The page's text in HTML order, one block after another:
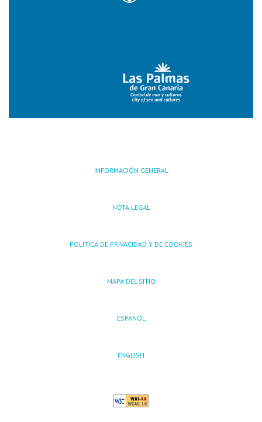
INFORMACIÓN GENERAL
NOTA LEGAL
POLÍTICA DE PRIVACIDAD Y DE COOKIES
MAPA DEL SITIO
ESPAÑOL
ENGLISH